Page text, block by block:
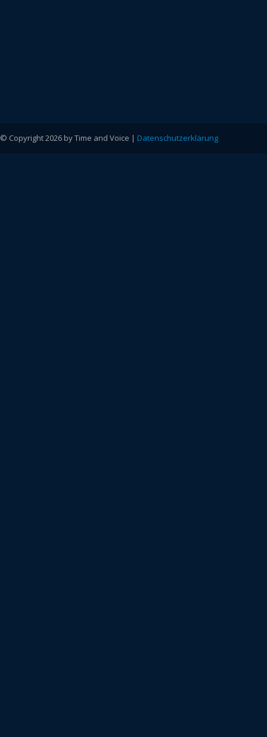
© Copyright 2026 by Time and Voice | Datenschutzerklärung